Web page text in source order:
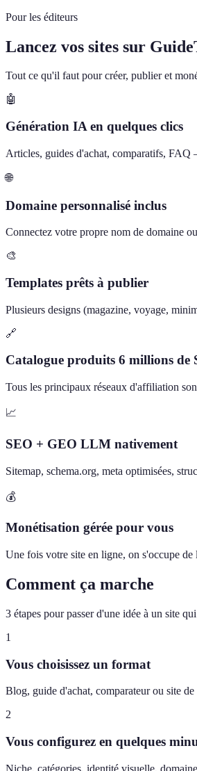
Pour les éditeurs
Lancez vos sites sur
Tout ce qu'il faut pour créer, publier et
🤖
Génération IA en quelques clics
Articles, guides d'achat, comparatifs, FAQ
🌐
Domaine personnalisé inclus
Connectez votre propre nom de domaine
🎨
Templates prêts à publier
Plusieurs designs (magazine, voyage,
🔗
Catalogue produits 6 millions de
Tous les principaux réseaux d'affiliation
📈
SEO + GEO LLM nativement
Sitemap, schema.org, meta optimisées,
💰
Monétisation gérée pour vous
Une fois votre site en ligne, on s'occupe
Comment ça marche
3 étapes pour passer d'une idée à un site
1
Vous choisissez un format
Blog, guide d'achat, comparateur ou site
2
Vous configurez en quelques
Niche, catégories, identité visuelle,